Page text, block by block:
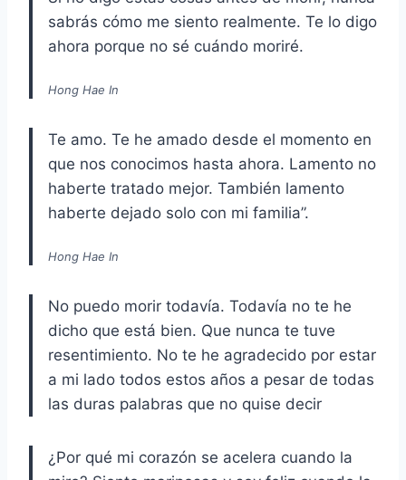
sabrás cómo me siento realmente. Te lo digo
ahora porque no sé cuándo moriré.
Hong Hae In
Te amo. Te he amado desde el momento en
que nos conocimos hasta ahora. Lamento no
haberte tratado mejor. También lamento
haberte dejado solo con mi familia”.
Hong Hae In
No puedo morir todavía. Todavía no te he
dicho que está bien. Que nunca te tuve
resentimiento. No te he agradecido por estar
a mi lado todos estos años a pesar de todas
las duras palabras que no quise decir
¿Por qué mi corazón se acelera cuando la